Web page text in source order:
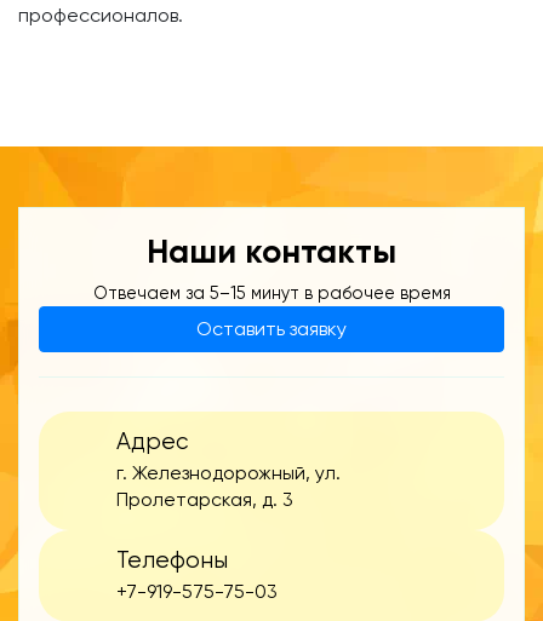
профессионалов.
Наши контакты
Отвечаем за 5–15 минут в рабочее время
Оставить заявку
Адрес
г. Железнодорожный, ул.
Пролетарская, д. 3
Телефоны
+7-919-575-75-03